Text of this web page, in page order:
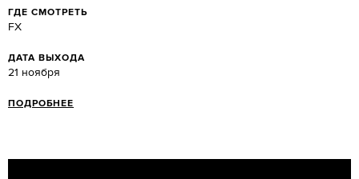
ГДЕ СМОТРЕТЬ
FX
ДАТА ВЫХОДА
21 ноября
ПОДРОБНЕЕ